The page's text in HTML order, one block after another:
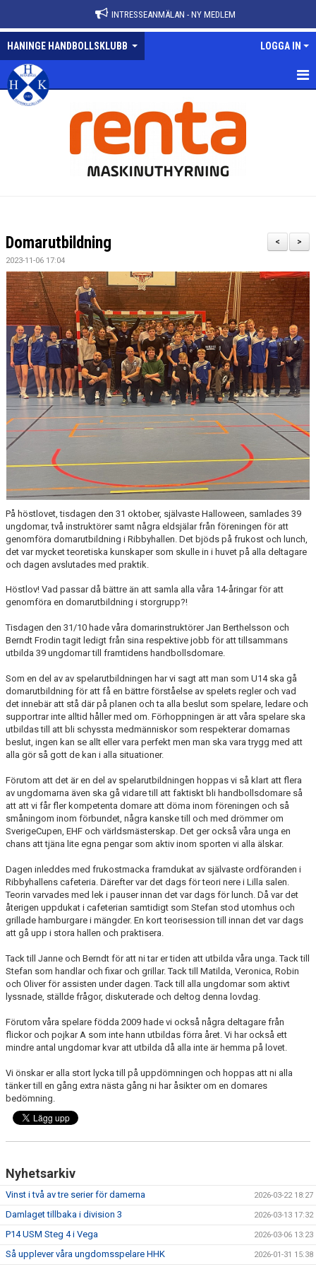
INTRESSEANMÄLAN - NY MEDLEM
HANINGE HANDBOLLSKLUBB LOGGA IN
HEM
KONTAKT
ANMÄLAN
POLICYS & RIKTLINJER
STÖD HHK
DOKUMENT
LÄNKAR
>
<
Domarutbildning
2023-11-06 17:04
På höstlovet, tisdagen den 31 oktober, självaste Halloween, samlades 39
ungdomar, två instruktörer samt några eldsjälar från föreningen för att
genomföra domarutbildning i Ribbyhallen. Det bjöds på frukost och lunch,
det var mycket teoretiska kunskaper som skulle in i huvet på alla deltagare
och dagen avslutades med praktik.
Höstlov! Vad passar då bättre än att samla alla våra 14-åringar för att
genomföra en domarutbildning i storgrupp?!
Tisdagen den 31/10 hade våra domarinstruktörer Jan Berthelsson och
Berndt Frodin tagit ledigt från sina respektive jobb för att tillsammans
utbilda 39 ungdomar till framtidens handbollsdomare.
Som en del av av spelarutbildningen har vi sagt att man som U14 ska gå
domarutbildning för att få en bättre förståelse av spelets regler och vad
det innebär att stå där på planen och ta alla beslut som spelare, ledare och
supportrar inte alltid håller med om. Förhoppningen är att våra spelare ska
utbildas till att bli schyssta medmänniskor som respekterar domarnas
beslut, ingen kan se allt eller vara perfekt men man ska vara trygg med att
alla gör så gott de kan i alla situationer.
Förutom att det är en del av spelarutbildningen hoppas vi så klart att flera
av ungdomarna även ska gå vidare till att faktiskt bli handbollsdomare så
att att vi får fler kompetenta domare att döma inom föreningen och så
småningom inom förbundet, några kanske till och med drömmer om
SverigeCupen, EHF och världsmästerskap. Det ger också våra unga en
chans att tjäna lite egna pengar som aktiv inom sporten vi alla älskar.
Dagen inleddes med frukostmacka framdukat av självaste ordföranden i
Ribbyhallens cafeteria. Därefter var det dags för teori nere i Lilla salen.
Teorin varvades med lek i pauser innan det var dags för lunch. Då var det
återigen uppdukat i cafeterian samtidigt som Stefan stod utomhus och
grillade hamburgare i mängder. En kort teorisession till innan det var dags
att gå upp i stora hallen och praktisera.
Tack till Janne och Berndt för att ni tar er tiden att utbilda våra unga. Tack till
Stefan som handlar och fixar och grillar. Tack till Matilda, Veronica, Robin
och Oliver för assisten under dagen. Tack till alla ungdomar som aktivt
lyssnade, ställde frågor, diskuterade och deltog denna lovdag.
Förutom våra spelare födda 2009 hade vi också några deltagare från
flickor och pojkar A som inte hann utbildas förra året. Vi har också ett
mindre antal ungdomar kvar att utbilda då alla inte är hemma på lovet.
Vi önskar er alla stort lycka till på uppdömningen och hoppas att ni alla
tänker till en gång extra nästa gång ni har åsikter om en domares
bedömning.
Nyhetsarkiv
Vinst i två av tre serier för damerna 2026-03-22 18:27
Damlaget tillbaka i division 3 2026-03-13 17:32
P14 USM Steg 4 i Vega 2026-03-06 13:23
Så upplever våra ungdomsspelare HHK 2026-01-31 15:38